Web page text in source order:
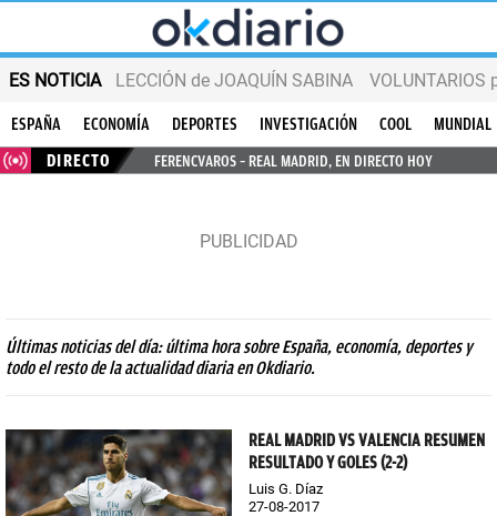
ES NOTICIA LECCIÓN de JOAQUÍN SABINA VOLUNTARIOS
ESPAÑA ECONOMÍA DEPORTES INVESTIGACIÓN COOL
MUNDIAL
DIRECTO
FERENCVAROS – REAL MADRID, EN DIRECTO HOY
Últimas noticias del día: última hora sobre España, economía, deportes y
todo el resto de la actualidad diaria en Okdiario.
REAL MADRID VS VALENCIA RESUMEN
RESULTADO Y GOLES (2-2)
Luis G. Díaz
27-08-2017